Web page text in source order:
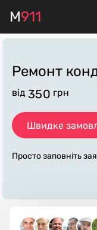
M911
Ремонт
від 350 грн
Швидке
Просто заповніть
питання по
Виконавці стежать